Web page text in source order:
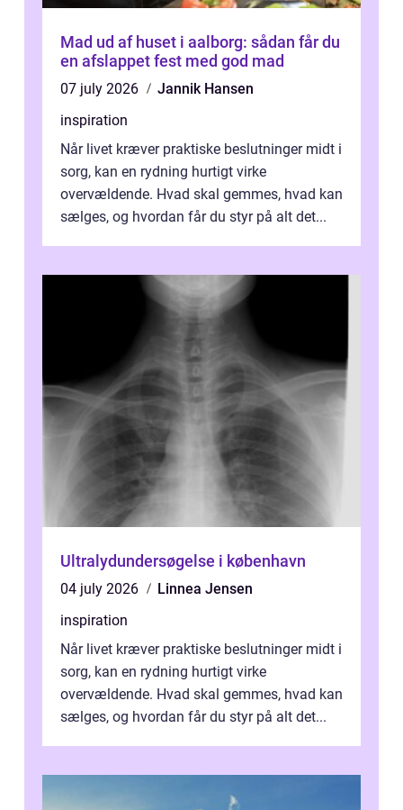
Mad ud af huset i aalborg: sådan får du
en afslappet fest med god mad
07 july 2026
Jannik Hansen
inspiration
Når livet kræver praktiske beslutninger midt i
sorg, kan en rydning hurtigt virke
overvældende. Hvad skal gemmes, hvad kan
sælges, og hvordan får du styr på alt det...
Ultralydundersøgelse i københavn
04 july 2026
Linnea Jensen
inspiration
Når livet kræver praktiske beslutninger midt i
sorg, kan en rydning hurtigt virke
overvældende. Hvad skal gemmes, hvad kan
sælges, og hvordan får du styr på alt det...